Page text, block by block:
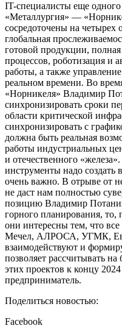
IT-специалисты еще
«Металлургия» —
сосредоточены на четырех
глобальная
готовой продукции,
процессов, роботизация и
работы, а также
реальном времени. Во
«Норникеля» Владимир
синхронизировать сроки
области критической
синхронизировать с
должна быть реальная
работы индустриальных
и отечественного
инструменты надо создать
очень важно. В отрыве от
не даст нам полностью
позицию Владимир
горного планирования,
они интересны тем, что
Мечел, АЛРОСА, УГМК,
взаимодействуют и
позволяет рассчитывать
этих проектов к концу
предприниматель.
Поделиться новостью:
Facebook